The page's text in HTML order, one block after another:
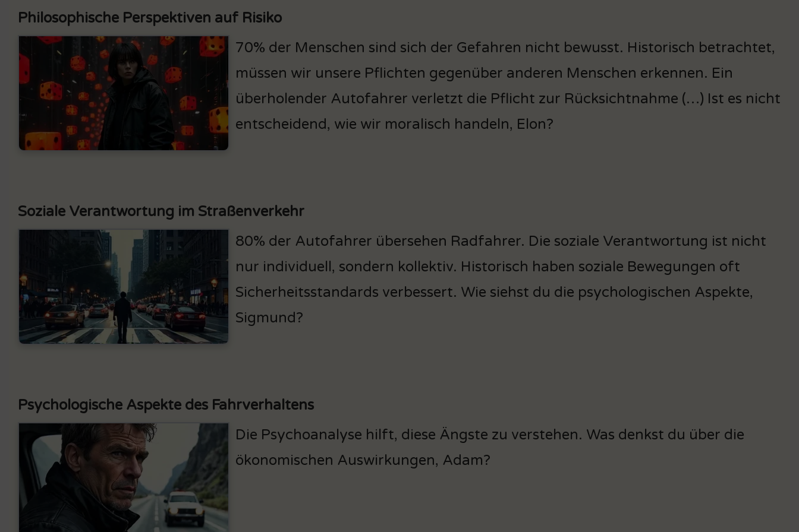
Philosophische Perspektiven auf Risiko
70% der Menschen sind sich der Gefahren nicht bewusst. Historisch betrachtet,
müssen wir unsere Pflichten gegenüber anderen Menschen erkennen. Ein
überholender Autofahrer verletzt die Pflicht zur Rücksichtnahme (…) Ist es nicht
entscheidend, wie wir moralisch handeln, Elon?
Soziale Verantwortung im Straßenverkehr
80% der Autofahrer übersehen Radfahrer. Die soziale Verantwortung ist nicht
nur individuell, sondern kollektiv. Historisch haben soziale Bewegungen oft
Sicherheitsstandards verbessert. Wie siehst du die psychologischen Aspekte,
Sigmund?
Psychologische Aspekte des Fahrverhaltens
Die Psychoanalyse hilft, diese Ängste zu verstehen. Was denkst du über die
ökonomischen Auswirkungen, Adam?